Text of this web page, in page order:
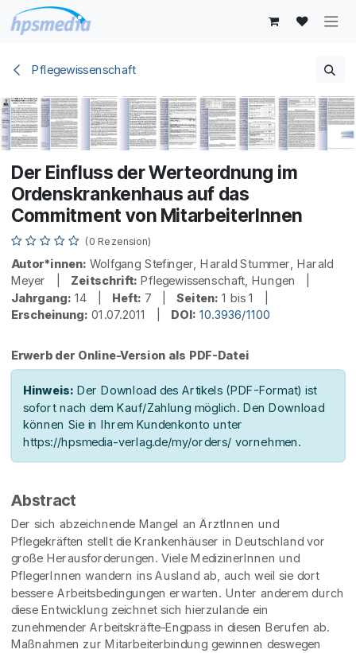
Zum Inhalt springen
Pflegewissenschaft
Der Einfluss der Werteordnung im
Ordenskrankenhaus auf das
Commitment von MitarbeiterInnen
(0 Rezension)
Autor*innen: Wolfgang Stefinger, Harald Stummer, Harald
Meyer | Zeitschrift: Pflegewissenschaft, Hungen |
Jahrgang: 14 | Heft: 7 |Seiten: 1 bis 1 |
Erscheinung: 01.07.2011 | DOI: 10.3936/1100
Erwerb der Online-Version als PDF-Datei
Hinweis: Der Download des Artikels (PDF-Format) ist
sofort nach dem Kauf/Zahlung möglich. Den Download
können Sie in Ihrem Kundenkonto unter
https://hpsmedia-verlag.de/my/orders/ vornehmen.
Abstract
Der sich abzeichnende Mangel an ÄrztInnen und
Pflegekräften stellt die Krankenhäuser in Deutschland vor
große Herausforderungen. Viele MedizinerInnen und
PflegerInnen wandern ins Ausland ab, auch weil sie dort
bessere Arbeitsbedingungen erwarten. Unter anderem durch
diese Entwicklung zeichnet sich hierzulande ein
zunehmender Arbeitskräfte-Engpass in diesen Berufen ab.
Maßnahmen zur Mitarbeiterbindung gewinnen deswegen